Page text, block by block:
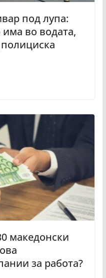
под лупа:
во водата,
македонски
за работа?